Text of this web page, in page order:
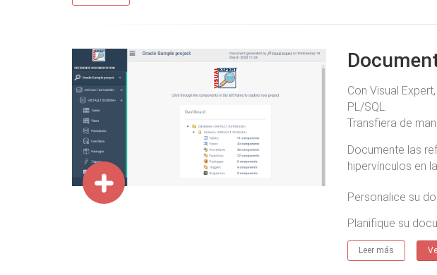
Con Visual
PL/SQL.
Transfiera de
Documente las
hipervínculos en
Personalice su
Planifique su
Leer más